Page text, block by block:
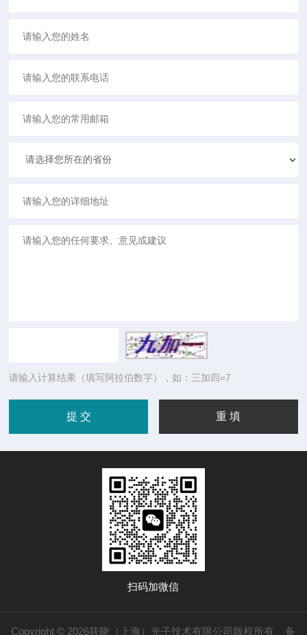
请输入计算结果（填写阿拉伯数字），如：三加四=7
扫码加微信
Copyright © 2026筱晓（上海）光子技术有限公司版权所有 备